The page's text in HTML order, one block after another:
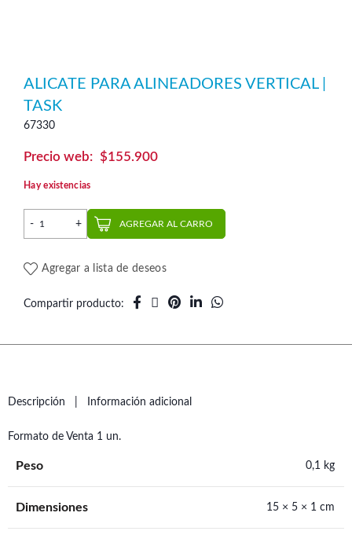
ALICATE PARA ALINEADORES VERTICAL |
TASK
67330
$155.900
Hay existencias
Alicate para Alineadores Vertical | Task cantidad
AGREGAR AL CARRO
Agregar a lista de deseos
Compartir producto
Descripción Información adicional
Formato de Venta 1 un.
Peso 0,1 kg
Dimensiones 15 × 5 × 1 cm